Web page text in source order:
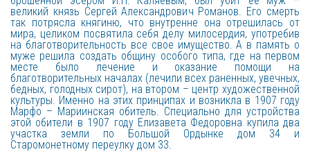
великий князь Сергей Александрович Романов. Его смерть
так потрясла княгиню, что внутренне она отрешилась от
мира, целиком посвятила себя делу милосердия, употребив
на благотворительность все свое имущество. А в память о
муже решила создать общину особого типа, где на первом
месте было лечение и оказание помощи на
благотворительных началах (лечили всех раненных, увечных,
бедных, голодных сирот), на втором – центр художественной
культуры. Именно на этих принципах и возникла в 1907 году
Марфо – Мариинская обитель. Специально для устройства
этой обители в 1907 году Елизавета Федоровна купила два
участка земли по Большой Ордынке дом 34 и
Старомонетному переулку дом 33.